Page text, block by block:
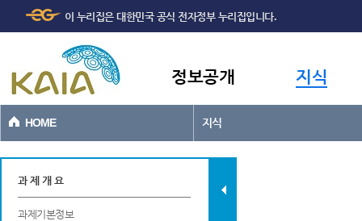
본문바로가기
이 누리집은 대한민국 공식 전자정부 누리집입니다.
정보공개 지식
HOME 지식
지식
과 제 개 요
과제기본정보